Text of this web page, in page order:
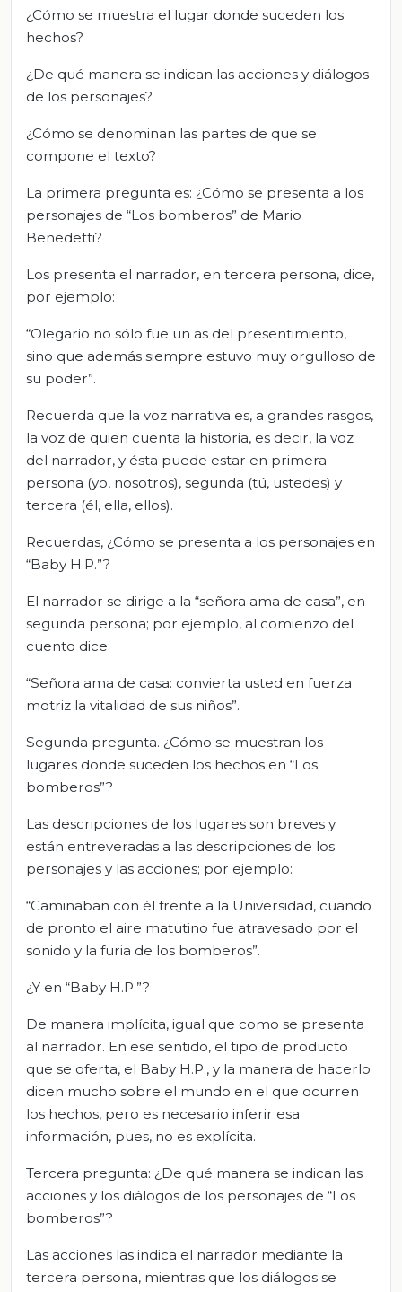
¿Cómo se muestra el lugar donde suceden los
hechos?
¿De qué manera se indican las acciones y diálogos
de los personajes?
¿Cómo se denominan las partes de que se
compone el texto?
La primera pregunta es: ¿Cómo se presenta a los
personajes de “Los bomberos” de Mario
Benedetti?
Los presenta el narrador, en tercera persona, dice,
por ejemplo:
“Olegario no sólo fue un as del presentimiento,
sino que además siempre estuvo muy orgulloso de
su poder”.
Recuerda que la voz narrativa es, a grandes rasgos,
la voz de quien cuenta la historia, es decir, la voz
del narrador, y ésta puede estar en primera
persona (yo, nosotros), segunda (tú, ustedes) y
tercera (él, ella, ellos).
Recuerdas, ¿Cómo se presenta a los personajes en
“Baby H.P.”?
El narrador se dirige a la “señora ama de casa”, en
segunda persona; por ejemplo, al comienzo del
cuento dice:
“Señora ama de casa: convierta usted en fuerza
motriz la vitalidad de sus niños”.
Segunda pregunta. ¿Cómo se muestran los
lugares donde suceden los hechos en “Los
bomberos”?
Las descripciones de los lugares son breves y
están entreveradas a las descripciones de los
personajes y las acciones; por ejemplo:
“Caminaban con él frente a la Universidad, cuando
de pronto el aire matutino fue atravesado por el
sonido y la furia de los bomberos”.
¿Y en “Baby H.P.”?
De manera implícita, igual que como se presenta
al narrador. En ese sentido, el tipo de producto
que se oferta, el Baby H.P., y la manera de hacerlo
dicen mucho sobre el mundo en el que ocurren
los hechos, pero es necesario inferir esa
información, pues, no es explícita.
Tercera pregunta: ¿De qué manera se indican las
acciones y los diálogos de los personajes de “Los
bomberos”?
Las acciones las indica el narrador mediante la
tercera persona, mientras que los diálogos se